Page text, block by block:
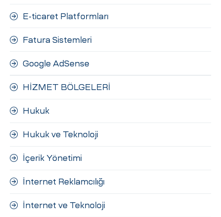
E-ticaret Platformları
Fatura Sistemleri
Google AdSense
HİZMET BÖLGELERİ
Hukuk
Hukuk ve Teknoloji
İçerik Yönetimi
İnternet Reklamcılığı
İnternet ve Teknoloji